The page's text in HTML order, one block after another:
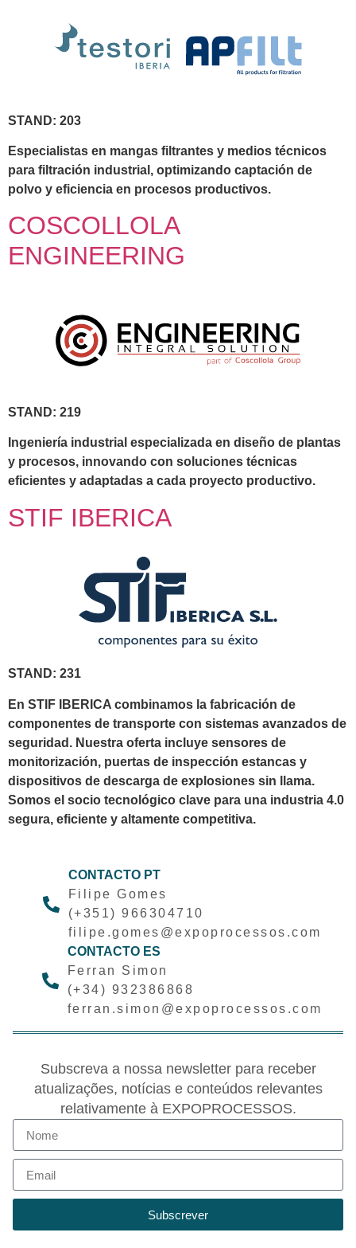
STAND: 203
Especialistas en mangas filtrantes y medios técnicos
para filtración industrial, optimizando captación de
polvo y eficiencia en procesos productivos.
COSCOLLOLA
ENGINEERING
STAND: 219
Ingeniería industrial especializada en diseño de plantas
y procesos, innovando con soluciones técnicas
eficientes y adaptadas a cada proyecto productivo.
STIF IBERICA
STAND: 231
En STIF IBERICA combinamos la fabricación de
componentes de transporte con sistemas avanzados de
seguridad. Nuestra oferta incluye sensores de
monitorización, puertas de inspección estancas y
dispositivos de descarga de explosiones sin llama.
Somos el socio tecnológico clave para una industria 4.0
segura, eficiente y altamente competitiva.
CONTACTO PT
Filipe Gomes
(+351) 966304710
filipe.gomes@expoprocessos.com
CONTACTO ES
Ferran Simon
(+34) 932386868
ferran.simon@expoprocessos.com
Subscreva a nossa newsletter para receber
atualizações, notícias e conteúdos relevantes
relativamente à EXPOPROCESSOS.
Subscrever